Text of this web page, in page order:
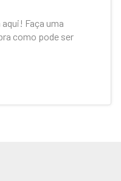
Faça uma
como pode ser